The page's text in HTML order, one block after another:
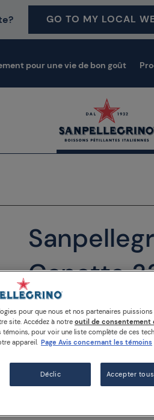
GO TO MY LOCAL
pour une vie de bon goût
Canette
DESCRIPTION
Sanpellegrino
d'Italie, préparée avec
dans les vergers
sont vifs et
pour que nous et nos partenaires
site. Accédez à notreoutil de consentement
pour voir une liste complète de ces
appareil. Page Avis concernant les témoins
Déclic Accepter